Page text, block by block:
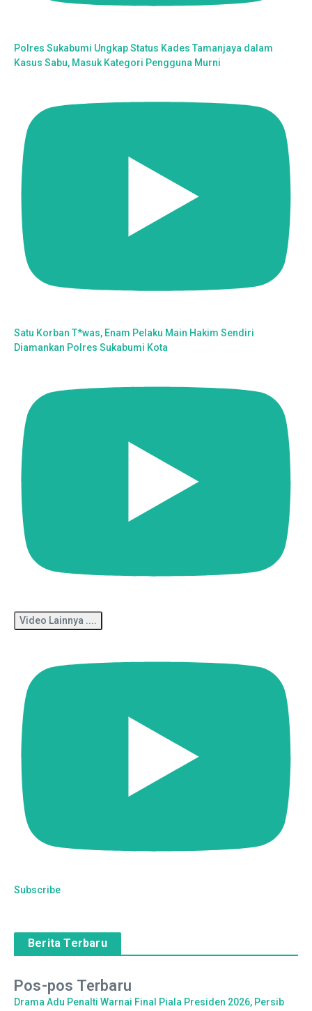
Polres Sukabumi Ungkap Status Kades Tamanjaya dalam
Kasus Sabu, Masuk Kategori Pengguna Murni
Satu Korban T*was, Enam Pelaku Main Hakim Sendiri
Diamankan Polres Sukabumi Kota
Video Lainnya ....
Subscribe
Berita Terbaru
Pos-pos Terbaru
Drama Adu Penalti Warnai Final Piala Presiden 2026, Persib